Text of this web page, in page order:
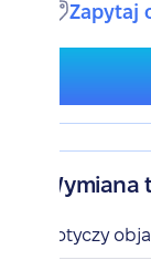
Zapytaj
Dotyczy